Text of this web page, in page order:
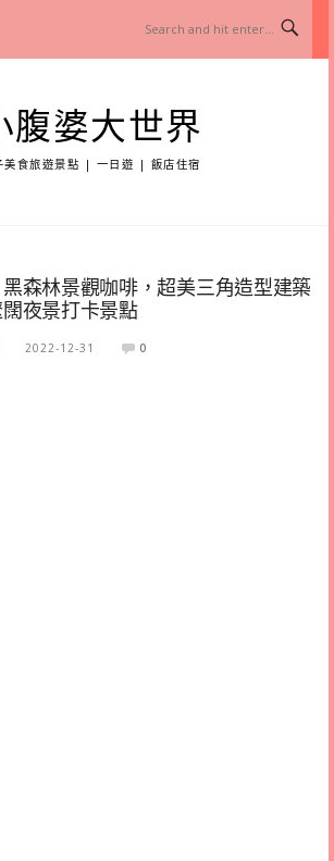
腹婆大世界
美食旅遊景點 | 一日遊 | 飯店住宿
森林景觀咖啡，超美三角造型建築
夜景打卡景點
2022-12-31 0